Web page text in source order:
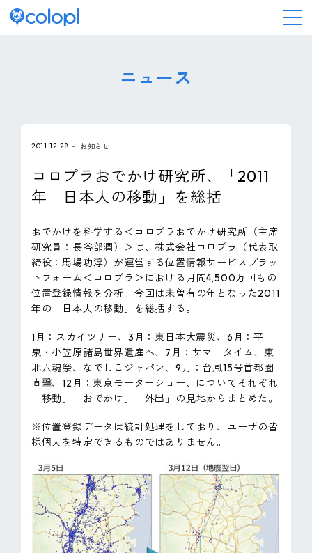
IR情報
採用情報
サステナビリティ
ニュース
2011.12.28 お知らせ
コロプラおでかけ研究所、「2011
年 日本人の移動」を総括
おでかけを科学する＜コロプラおでかけ研究所（主席
研究員：長谷部潤）＞は、株式会社コロプラ（代表取
締役：馬場功淳）が運営する位置情報サービスプラッ
トフォーム＜コロプラ＞における月間4,500万回もの
位置登録情報を分析。今回は未曽有の年となった2011
年の「日本人の移動」を総括する。
1月：スカイツリー、3月：東日本大震災、6月：平
泉・小笠原諸島世界遺産へ、7月：サマータイム、東
北六魂祭、なでしこジャパン、9月：台風15号首都圏
直撃、12月：東京モーターショー、についてそれぞれ
「移動」「おでかけ」「外出」の見地からまとめた。
※位置登録データは統計処理をしており、ユーザの皆
様個人を特定できるものではありません。